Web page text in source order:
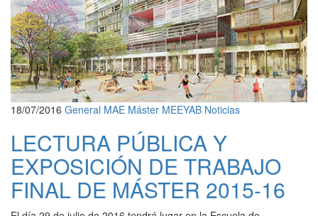
18/07/2016 General MAE Máster MEEYAB Noticias
LECTURA PÚBLICA Y
EXPOSICIÓN DE TRABAJO
FINAL DE MÁSTER 2015-16